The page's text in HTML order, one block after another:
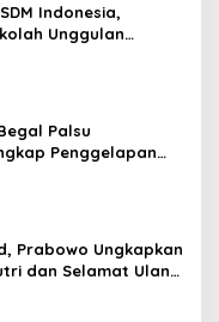
Indonesia,
Unggulan
Terbaik Dunia
Palsu
Penggelapan
Crypto
Prabowo Ungkapkan
dan Selamat Ulang